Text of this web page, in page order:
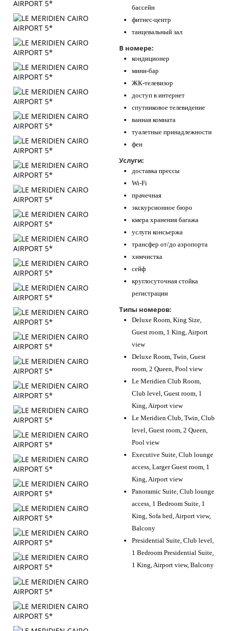
бассейн
фитнес-центр
танцевальный зал
В номере:
кондиционер
мини-бар
ЖК-телевизор
доступ в интернет
спутниковое телевидение
ванная комната
туалетные принадлежности
фен
Услуги:
доставка прессы
Wi-Fi
прачечная
экскурсионное бюро
кмера хранения багажа
услуги консьержа
трансфер от/до аэропорта
химчистка
сейф
круглосуточная стойка
регистрации
Типы номеров:
Deluxe Room, King Size,
Guest room, 1 King, Airport
view
Deluxe Room, Twin, Guest
room, 2 Queen, Pool view
Le Meridien Club Room,
Club level, Guest room, 1
King, Airport view
Le Meridien Club, Twin, Club
level, Guest room, 2 Queen,
Pool view
Executive Suite, Club lounge
access, Larger Guest room, 1
King, Airport view
Panoramic Suite, Club lounge
access, 1 Bedroom Suite, 1
King, Sofa bed, Airport view,
Balcony
Presidential Suite, Club level,
1 Bedroom Presidential Suite,
1 King, Airport view, Balcony